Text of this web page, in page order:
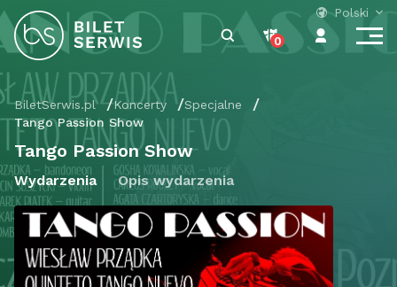
Polski
0
BiletSerwis.pl Koncerty
Specjalne
Tango Passion Show
Tango Passion Show
Wydarzenia Opis wydarzenia